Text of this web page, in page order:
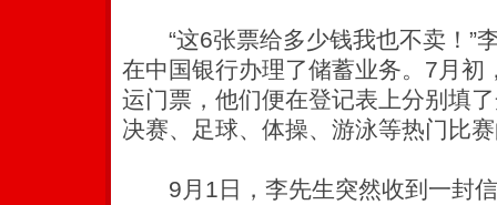
“这6张票给多少钱我也不卖！”
在中国银行办理了储蓄业务。7月初
运门票，他们便在登记表上分别填
决赛、足球、体操、游泳等热门比
9月1日，李先生突然收到一封信